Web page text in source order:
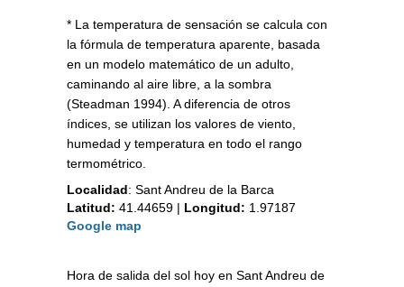
* La temperatura de sensación se calcula con
la fórmula de temperatura aparente, basada
en un modelo matemático de un adulto,
caminando al aire libre, a la sombra
(Steadman 1994). A diferencia de otros
índices, se utilizan los valores de viento,
humedad y temperatura en todo el rango
termométrico.
Localidad: Sant Andreu de la Barca
Latitud: 41.44659 | Longitud: 1.97187
Google map
Hora de salida del sol hoy en Sant Andreu de